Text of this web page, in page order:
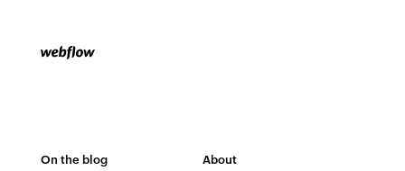
On the blog About